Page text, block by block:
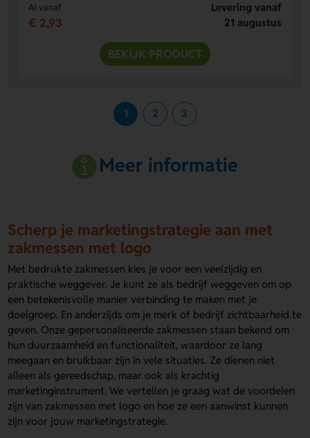
Al vanaf
€ 2,93
Levering vanaf
21 augustus
BEKIJK PRODUCT
1 2 3
Meer informatie
Scherp je marketingstrategie aan met
zakmessen met logo
Met bedrukte zakmessen kies je voor een veelzijdig en
praktische weggever. Je kunt ze als bedrijf weggeven om op
een betekenisvolle manier verbinding te maken met je
doelgroep. En anderzijds om je merk of bedrijf zichtbaarheid te
geven. Onze gepersonaliseerde zakmessen staan bekend om
hun duurzaamheid en functionaliteit, waardoor ze lang
meegaan en bruikbaar zijn in vele situaties. Ze dienen niet
alleen als gereedschap, maar ook als krachtig
marketinginstrument. We vertellen je graag wat de voordelen
zijn van zakmessen met logo en hoe ze een aanwinst kunnen
zijn voor jouw marketingstrategie.